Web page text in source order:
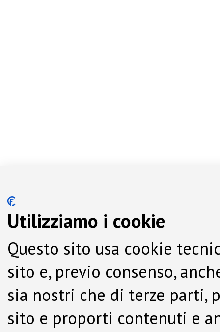
Utilizziamo i cookie
Questo sito usa cookie
sito e, previo consenso,
sia nostri che di terze parti,
sito e proporti contenuti e